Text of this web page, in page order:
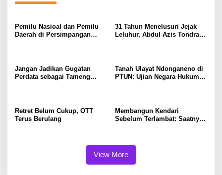
Pemilu Nasioal dan Pemilu
Daerah di Persimpangan
31 Tahun Menelusuri Jejak
Leluhur, Abdul Azis Tondrang
Jangan Jadikan Gugatan
Perdata sebagai Tameng
Tanah Ulayat Ndonganeno di
PTUN: Ujian Negara Hukum
Retret Belum Cukup, OTT
Terus Berulang
Membangun Kendari
Sebelum Terlambat: Saatnya
View More